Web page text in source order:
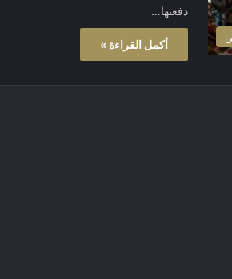
دفعتها…
أكمل القراءة »